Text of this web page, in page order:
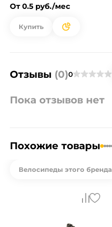
От 0.5 руб./мес
Купить
Отзывы (0)0
Пока отзывов нет
Похожие товары
Велосипеды этого бренда